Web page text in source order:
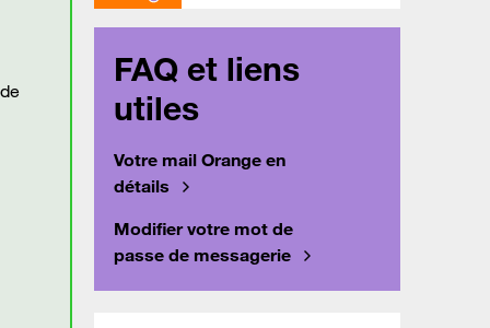
FAQ et liens
utiles
Votre mail Orange en
détails
Modifier votre mot de
passe de messagerie